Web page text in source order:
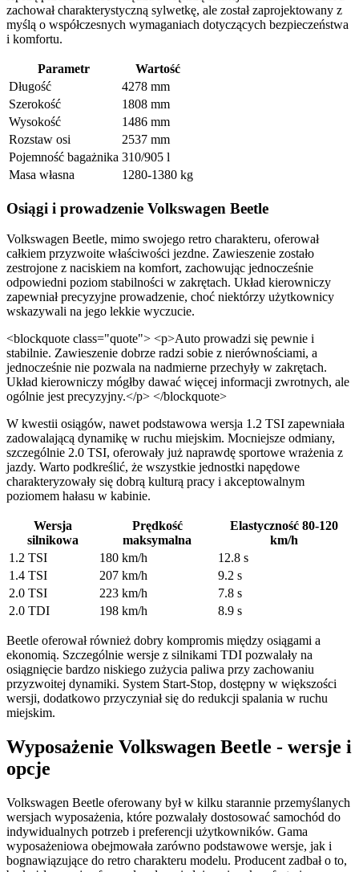
zachował charakterystyczną sylwetkę, ale został zaprojektowany z
myślą o współczesnych wymaganiach dotyczących bezpieczeństwa
i komfortu.
Parametr
Wartość
Długość
4278 mm
Szerokość
1808 mm
Wysokość
1486 mm
Rozstaw osi
2537 mm
Pojemność bagażnika 310/905 l
Masa własna
1280-1380 kg
Osiągi i prowadzenie Volkswagen Beetle
Volkswagen Beetle, mimo swojego retro charakteru, oferował
całkiem przyzwoite właściwości jezdne. Zawieszenie zostało
zestrojone z naciskiem na komfort, zachowując jednocześnie
odpowiedni poziom stabilności w zakrętach. Układ kierowniczy
zapewniał precyzyjne prowadzenie, choć niektórzy użytkownicy
wskazywali na jego lekkie wyczucie.
<blockquote class="quote"> <p>Auto prowadzi się pewnie i
stabilnie. Zawieszenie dobrze radzi sobie z nierównościami, a
jednocześnie nie pozwala na nadmierne przechyły w zakrętach.
Układ kierowniczy mógłby dawać więcej informacji zwrotnych, ale
ogólnie jest precyzyjny.</p> </blockquote>
W kwestii osiągów, nawet podstawowa wersja 1.2 TSI zapewniała
zadowalającą dynamikę w ruchu miejskim. Mocniejsze odmiany,
szczególnie 2.0 TSI, oferowały już naprawdę sportowe wrażenia z
jazdy. Warto podkreślić, że wszystkie jednostki napędowe
charakteryzowały się dobrą kulturą pracy i akceptowalnym
poziomem hałasu w kabinie.
Wersja
silnikowa
Prędkość
maksymalna
Elastyczność 80-120
km/h
1.2 TSI
180 km/h
12.8 s
1.4 TSI
207 km/h
9.2 s
2.0 TSI
223 km/h
7.8 s
2.0 TDI
198 km/h 8.9 s
Beetle oferował również dobry kompromis między osiągami a
ekonomią. Szczególnie wersje z silnikami TDI pozwalały na
osiągnięcie bardzo niskiego zużycia paliwa przy zachowaniu
przyzwoitej dynamiki. System Start-Stop, dostępny w większości
wersji, dodatkowo przyczyniał się do redukcji spalania w ruchu
miejskim.
Wyposażenie Volkswagen Beetle - wersje i
opcje
Volkswagen Beetle oferowany był w kilku starannie przemyślanych
wersjach wyposażenia, które pozwalały dostosować samochód do
indywidualnych potrzeb i preferencji użytkowników. Gama
wyposażeniowa obejmowała zarówno podstawowe wersje, jak i
bognawiązujące do retro charakteru modelu. Producent zadbał o to,